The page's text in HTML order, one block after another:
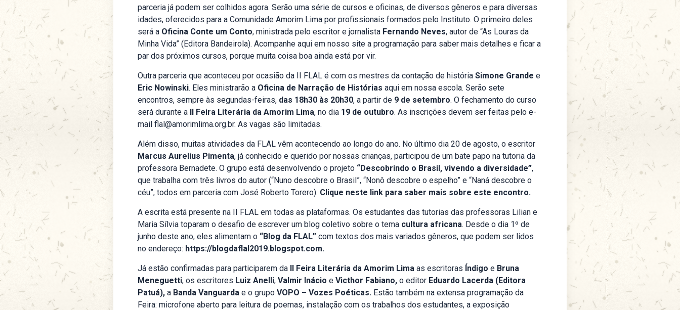
parceria já podem ser colhidos agora. Serão uma série de cursos e oficinas, de diversos gêneros e para diversas
idades, oferecidos para a Comunidade Amorim Lima por profissionais formados pelo Instituto. O primeiro deles
será a Oficina Conte um Conto, ministrada pelo escritor e jornalista Fernando Neves, autor de “As Louras da
Minha Vida” (Editora Bandeirola). Acompanhe aqui em nosso site a programação para saber mais detalhes e ficar a
par dos próximos cursos, porque muita coisa boa ainda está por vir.
Outra parceria que aconteceu por ocasião da II FLAL é com os mestres da contação de história Simone Grande e
Eric Nowinski. Eles ministrarão a Oficina de Narração de Histórias aqui em nossa escola. Serão sete
encontros, sempre às segundas-feiras, das 18h30 às 20h30, a partir de 9 de setembro. O fechamento do curso
será durante a II Feira Literária da Amorim Lima, no dia 19 de outubro. As inscrições devem ser feitas pelo e-
mail flal@amorimlima.org.br. As vagas são limitadas.
Além disso, muitas atividades da FLAL vêm acontecendo ao longo do ano. No último dia 20 de agosto, o escritor
Marcus Aurelius Pimenta, já conhecido e querido por nossas crianças, participou de um bate papo na tutoria da
professora Bernadete. O grupo está desenvolvendo o projeto “Descobrindo o Brasil, vivendo a diversidade”,
que trabalha com três livros do autor (“Nuno descobre o Brasil”, “Nonô descobre o espelho” e “Naná descobre o
céu”, todos em parceria com José Roberto Torero). Clique neste link para saber mais sobre este encontro.
A escrita está presente na II FLAL em todas as plataformas. Os estudantes das tutorias das professoras Lilian e
Maria Sílvia toparam o desafio de escrever um blog coletivo sobre o tema cultura africana. Desde o dia 1º de
junho deste ano, eles alimentam o “Blog da FLAL” com textos dos mais variados gêneros, que podem ser lidos
no endereço: https://blogdaflal2019.blogspot.com.
Já estão confirmadas para participarem da II Feira Literária da Amorim Lima as escritoras Índigo e Bruna
Meneguetti, os escritores Luiz Anelli, Valmir Inácio e Victhor Fabiano, o editor Eduardo Lacerda (Editora
Patuá), a Banda Vanguarda e o grupo VOPO – Vozes Poéticas. Estão também na extensa programação da
Feira: microfone aberto para leitura de poemas, instalação com os trabalhos dos estudantes, a exposição